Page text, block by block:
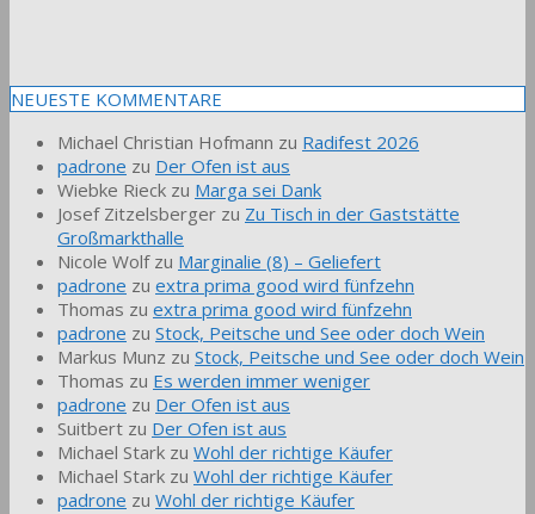
NEUESTE KOMMENTARE
Michael Christian Hofmann zu Radifest 2026
padrone zu Der Ofen ist aus
Wiebke Rieck zu Marga sei Dank
Josef Zitzelsberger zu Zu Tisch in der Gaststätte
Großmarkthalle
Nicole Wolfzu Marginalie (8) – Geliefert
padrone zu extra prima good wird fünfzehn
Thomas zu extra prima good wird fünfzehn
padrone zu Stock, Peitsche und See oder doch Wein
Markus Munz zu Stock, Peitsche und See oder doch Wein
Thomas zu Es werden immer weniger
padrone zu Der Ofen ist aus
Suitbert zu Der Ofen ist aus
Michael Stark zu Wohl der richtige Käufer
Michael Stark zu Wohl der richtige Käufer
padrone zu Wohl der richtige Käufer